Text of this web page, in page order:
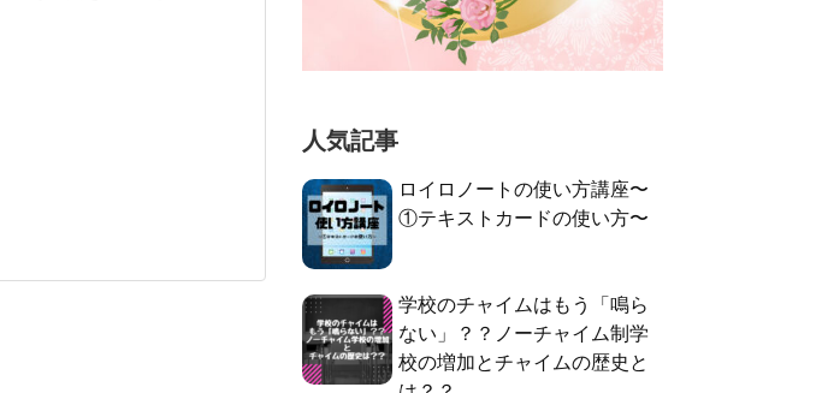
人気記事
ロイロノートの使い方講座〜
①テキストカードの使い方〜
学校のチャイムはもう「鳴ら
ない」？？ノーチャイム制学
校の増加とチャイムの歴史と